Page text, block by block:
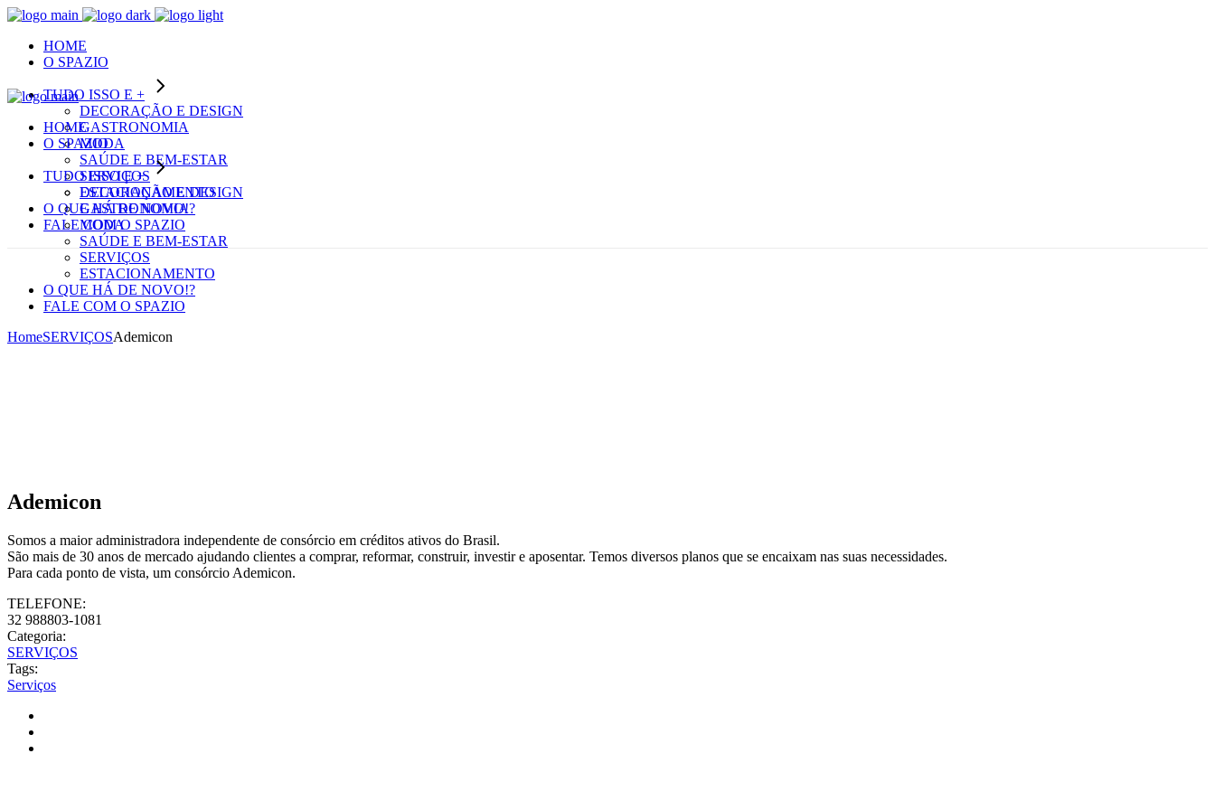
HOME
O SPAZIO
TUDO ISSO E +
DECORAÇÃO E DESIGN
GASTRONOMIA
MODA
SAÚDE E BEM-ESTAR
SERVIÇOS
ESTACIONAMENTO
O QUE HÁ DE NOVO!?
FALE COM O SPAZIO
HOME
O SPAZIO
TUDO ISSO E +
DECORAÇÃO E DESIGN
GASTRONOMIA
MODA
SAÚDE E BEM-ESTAR
SERVIÇOS
ESTACIONAMENTO
O QUE HÁ DE NOVO!?
FALE COM O SPAZIO
HomeSERVIÇOSAdemicon
Ademicon
Somos a maior administradora independente de consórcio em créditos ativos do Brasil.
São mais de 30 anos de mercado ajudando clientes a comprar, reformar, construir, investir e aposentar. Temos diversos planos que se encaixam nas suas necessidades.
Para cada ponto de vista, um consórcio Ademicon.
TELEFONE:
32 988803-1081
Categoria:
SERVIÇOS
Tags:
Serviços